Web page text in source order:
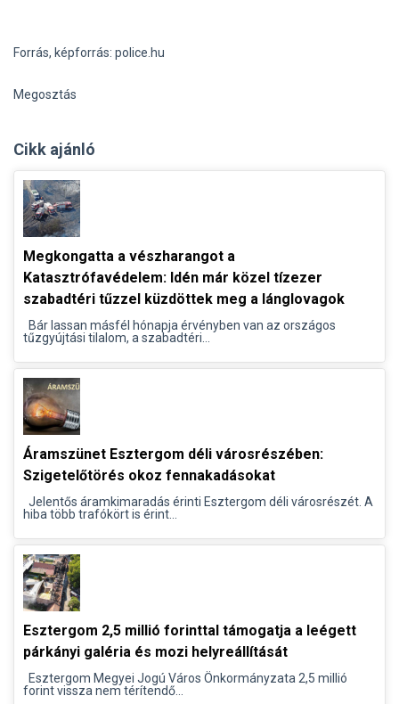
Forrás, képforrás: police.hu
Megosztás
Cikk ajánló
Megkongatta a vészharangot a
Katasztrófavédelem: Idén már közel tízezer
szabadtéri tűzzel küzdöttek meg a lánglovagok
Bár lassan másfél hónapja érvényben van az országos
tűzgyújtási tilalom, a szabadtéri...
Áramszünet Esztergom déli városrészében:
Szigetelőtörés okoz fennakadásokat
Jelentős áramkimaradás érinti Esztergom déli városrészét. A
hiba több trafókört is érint...
Esztergom 2,5 millió forinttal támogatja a leégett
párkányi galéria és mozi helyreállítását
Esztergom Megyei Jogú Város Önkormányzata 2,5 millió
forint vissza nem térítendő...